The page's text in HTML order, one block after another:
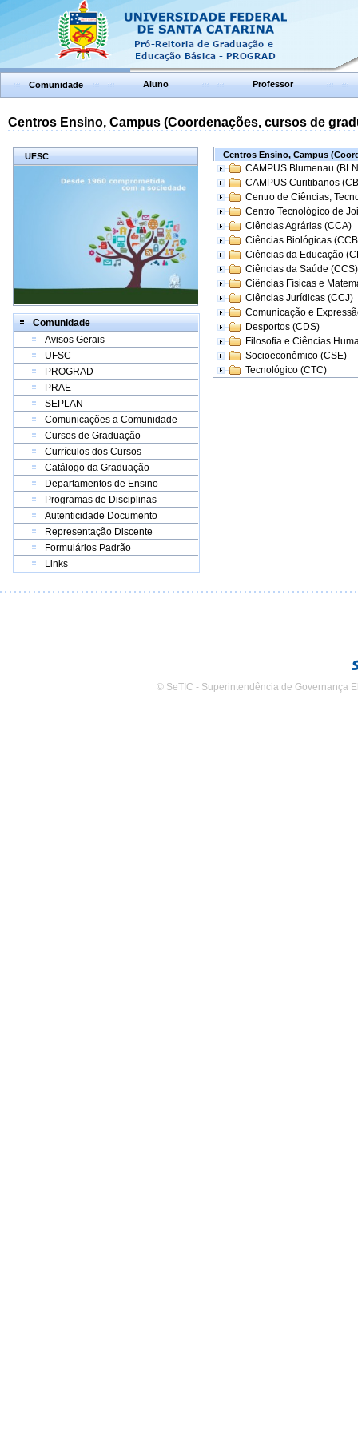
Comunidade Aluno Professor
Centros Ensino, Campus (Coordenações, cursos de
UFSC
Comunidade
Avisos Gerais
UFSC
PROGRAD
PRAE
SEPLAN
Comunicações a Comunidade
Cursos de Graduação
Currículos dos Cursos
Catálogo da Graduação
Departamentos de Ensino
Programas de Disciplinas
Autenticidade Documento
Representação Discente
Formulários Padrão
Links
Centros Ensino, Campus
CAMPUS Blumenau
CAMPUS Curitibanos
Centro de Ciências,
Centro Tecnológico de
Ciências Agrárias (CCA)
Ciências Biológicas
Ciências da Educação
Ciências da Saúde (CCS)
Ciências Físicas e
Ciências Jurídicas (CCJ)
Comunicação e
Desportos (CDS)
Filosofia e Ciências
Socioeconômico (CSE)
Tecnológico (CTC)
© SeTIC - Superintendência de Governança